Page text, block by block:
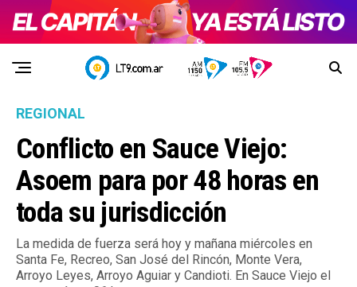
REGIONAL
Conflicto en Sauce Viejo:
Asoem para por 48 horas en
toda su jurisdicción
La medida de fuerza será hoy y mañana miércoles en
Santa Fe, Recreo, San José del Rincón, Monte Vera,
Arroyo Leyes, Arroyo Aguiar y Candioti. En Sauce Viejo el